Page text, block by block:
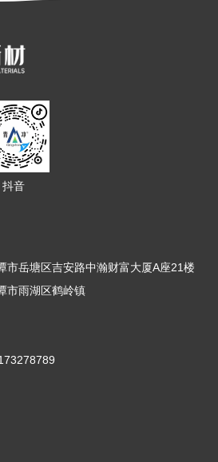
抖音
市岳塘区吉安路中瀚财富大厦A座21楼
市雨湖区鹤岭镇